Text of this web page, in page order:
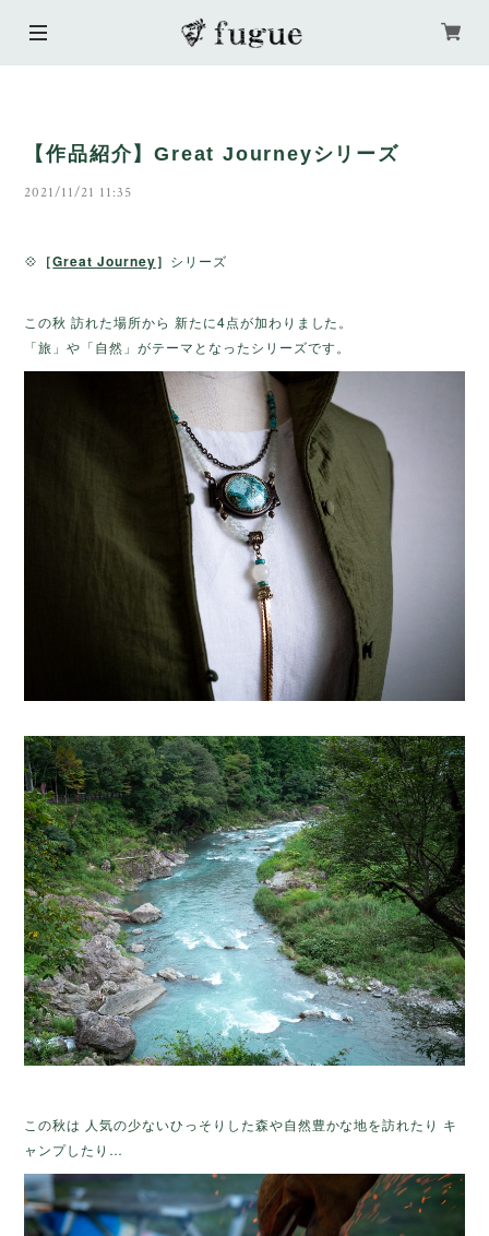
【作品紹介】Great Journeyシリーズ
2021/11/21 11:35
💠 ［Great Journey］ シリーズ
この秋 訪れた場所から 新たに4点が加わりました。
「旅」や「自然」がテーマとなったシリーズです。
この秋は 人気の少ないひっそりした森や自然豊かな地を訪れたり キ
ャンプしたり…